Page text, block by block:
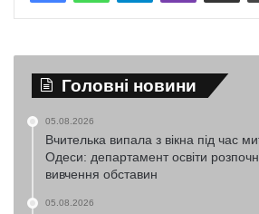
Головні новини
05.08.2026
Вчителька випала з вікна під час
Одеси: департамент освіти
вивчення обставин
05.08.2026